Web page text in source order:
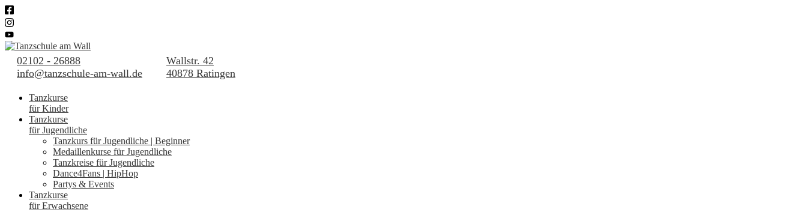
02102 - 26888
info@tanzschule-am-wall.de
Wallstr. 42
40878 Ratingen
Tanzkurse
für Kinder
Tanzkurse
für Jugendliche
Tanzkurs für Jugendliche | Beginner
Medaillenkurse für Jugendliche
Tanzkreise für Jugendliche
Dance4Fans | HipHop
Partys & Events
Tanzkurse
für Erwachsene